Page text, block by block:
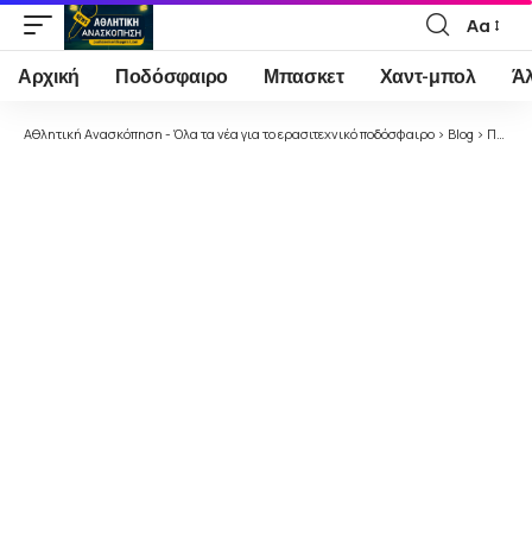
Font
Resizer
Αα
Αρχική Ποδόσφαιρο Μπασκετ Χαντ-μπολ
Αθλητική Ανασκόπηση - Όλα τα νέα για το ερασιτεχνικό ποδόσφαιρο > Blog > Ποδόσφαιρο